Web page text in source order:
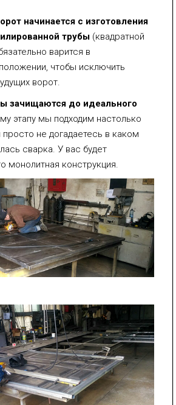
начинается с изготовления
трубы (квадратной
варится в
чтобы исключить
ворот.
зачищаются до идеального
этапу мы подходим настолько
не догадаетесь в каком
сварка. У вас будет
монолитная конструкция.